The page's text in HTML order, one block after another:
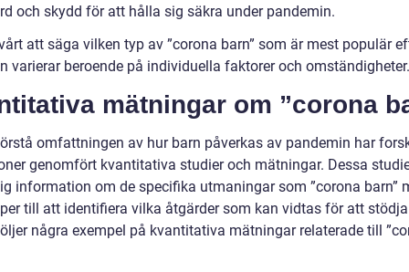
och skydd för att hålla sig säkra under pandemin.
att säga vilken typ av ”corona barn” som är mest populär
varierar beroende på individuella faktorer och omständigheter.
mätningar om ”corona
omfattningen av hur barn påverkas av pandemin har
genomfört kvantitativa studier och mätningar. Dessa
information om de specifika utmaningar som ”corona barn”
till att identifiera vilka åtgärder som kan vidtas för att
några exempel på kvantitativa mätningar relaterade till